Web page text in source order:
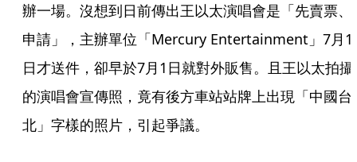
辦一場。沒想到日前傳出王以太演唱會是「先賣票、
申請」，主辦單位「Mercury Entertainment」7月
日才送件，卻早於7月1日就對外販售。且王以太拍攝
的演唱會宣傳照，竟有後方車站站牌上出現「中國台
北」字樣的照片，引起爭議。